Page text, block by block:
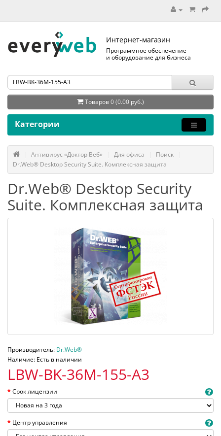
Интернет-магазин
Программное обеспечение
и оборудование для бизнеса
Товаров 0 (0.00 руб.)
Категории
Антивирус «Доктор Веб» Для офиса
Поиск
Dr.Web® Desktop Security Suite. Комплексная защита
Dr.Web® Desktop Security
Suite. Комплексная защита
Производитель: Dr.Web®
Наличие: Есть в наличии
LBW-BK-36M-155-A3
Срок лицензии
Центр управления